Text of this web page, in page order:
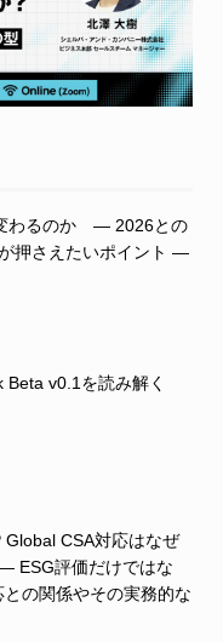
わるのか ― 2026との
押さえたいポイント ―
v0.1を読み解く
Global CSA対応はなぜ
ESG評価だけではな
の関係やその実務的な